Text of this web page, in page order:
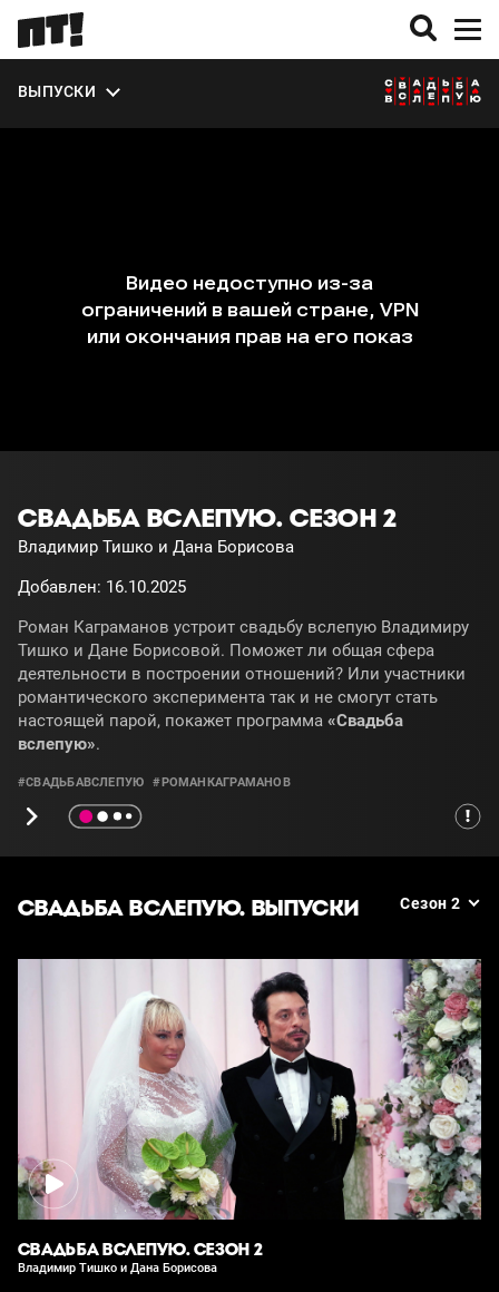
ВЫПУСКИ
О СЕЗОНЕ
СВАДЬБА ВСЛЕПУЮ. СЕЗОН 2
Владимир Тишко и Дана Борисова
Добавлен: 16.10.2025
Роман Каграманов устроит свадьбу вслепую Владимиру
Тишко и Дане Борисовой. Поможет ли общая сфера
деятельности в построении отношений? Или участники
романтического эксперимента так и не смогут стать
настоящей парой, покажет программа «Свадьба
вслепую».
#СВАДЬБАВСЛЕПУЮ #РОМАНКАГРАМАНОВ
СВАДЬБА ВСЛЕПУЮ. ВЫПУСКИ Сезон 2
СВАДЬБА ВСЛЕПУЮ. СЕЗОН 2
Владимир Тишко и Дана Борисова